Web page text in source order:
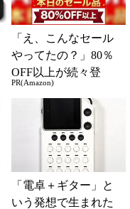
「え、こんなセール
やってたの？」80％
OFF以上が続々登
場！Amazonの本気が
凄すぎる
PR(Amazon)
「電卓＋ギター」と
いう発想で生まれた